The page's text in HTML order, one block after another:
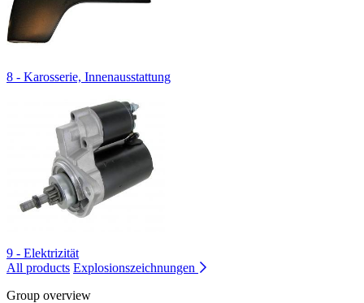
8 - Karosserie, Innenausstattung
9 - Elektrizität
All products Explosionszeichnungen
Group overview